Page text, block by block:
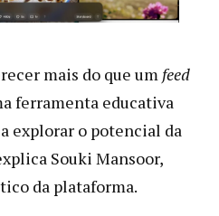
mais do que um feed
ferramenta educativa
explorar o potencial da
Souki Mansoor,
da plataforma.